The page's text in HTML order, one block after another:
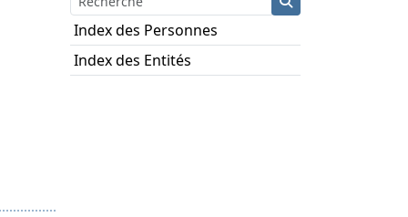
Index des Personnes
Index des Entités